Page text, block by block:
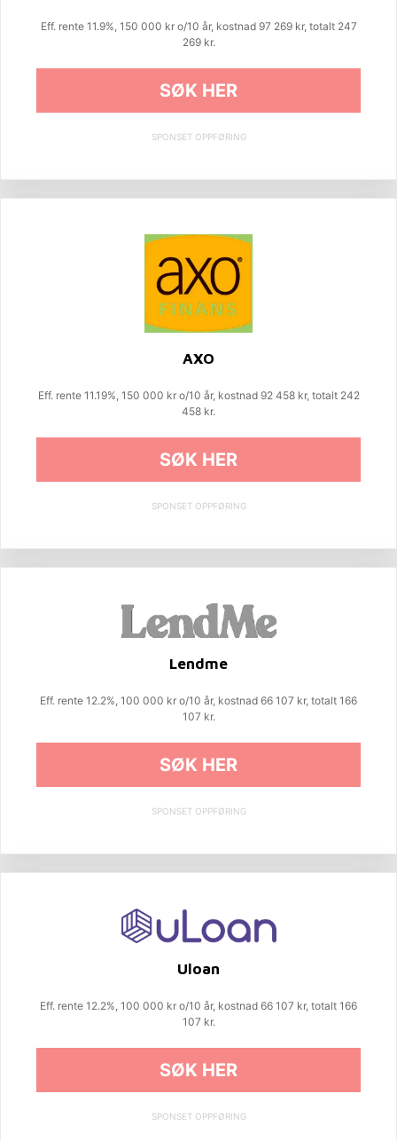
Eff. rente 11.9%, 150 000 kr o/10 år, kostnad 97 269 kr, totalt 247
269 kr.
SØK HER
SPONSET OPPFØRING
AXO
Eff. rente 11.19%, 150 000 kr o/10 år, kostnad 92 458 kr, totalt 242
458 kr.
SØK HER
SPONSET OPPFØRING
Lendme
Eff. rente 12.2%, 100 000 kr o/10 år, kostnad 66 107 kr, totalt 166
107 kr.
SØK HER
SPONSET OPPFØRING
Uloan
Eff. rente 12.2%, 100 000 kr o/10 år, kostnad 66 107 kr, totalt 166
107 kr.
SØK HER
SPONSET OPPFØRING